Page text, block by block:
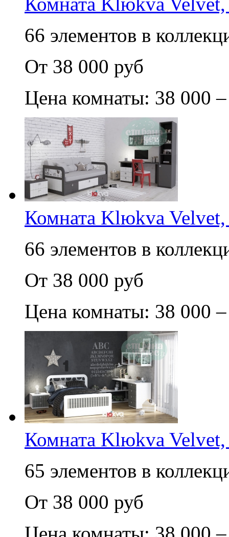
66 элементов в
От 38 000 руб
Цена комнаты: 38 000
Комната Klюkva
66 элементов в
От 38 000 руб
Цена комнаты: 38 000
Комната Klюkva
65 элементов в
От 38 000 руб